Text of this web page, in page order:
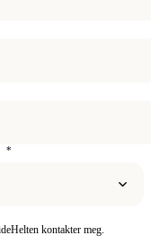
*
kontakter meg.